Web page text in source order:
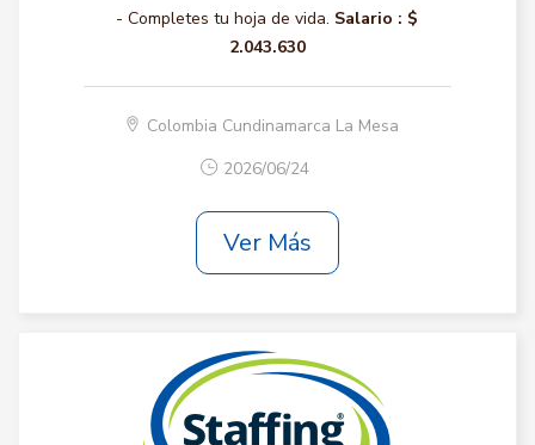
- Completes tu hoja de vida. Salario : $
2.043.630
Colombia Cundinamarca La Mesa
2026/06/24
Ver Más